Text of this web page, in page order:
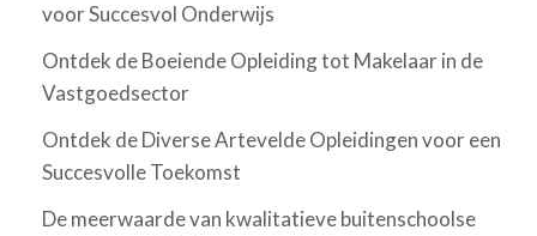
voor Succesvol Onderwijs
Ontdek de Boeiende Opleiding tot Makelaar in de
Vastgoedsector
Ontdek de Diverse Artevelde Opleidingen voor een
Succesvolle Toekomst
De meerwaarde van kwalitatieve buitenschoolse